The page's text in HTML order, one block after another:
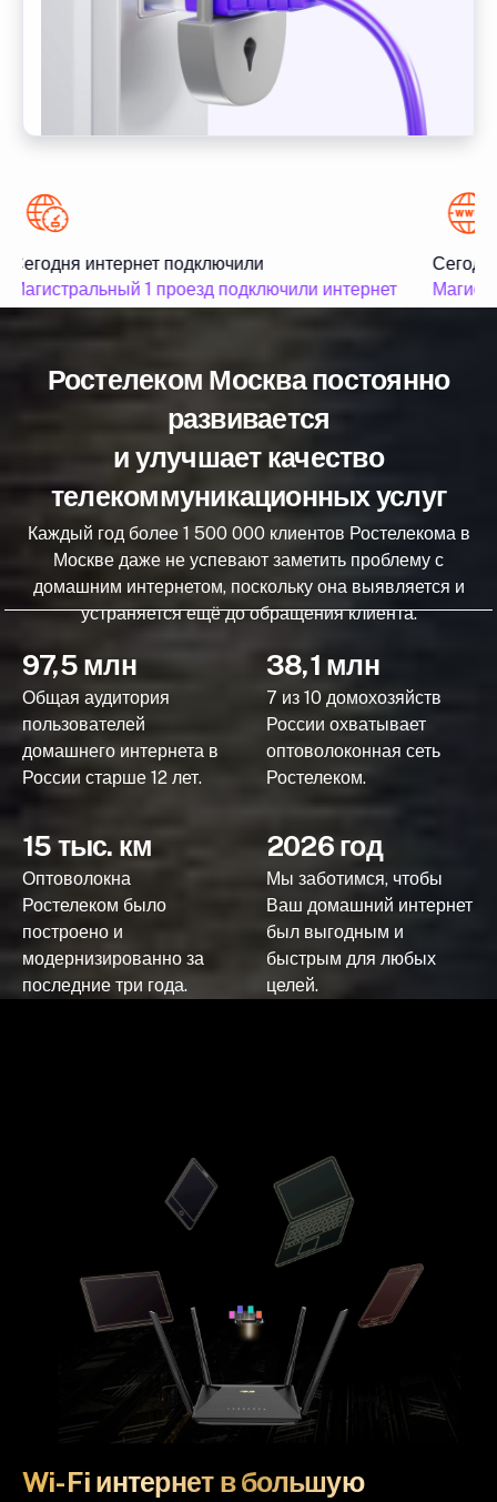
Сегодня интернет подключили
Магистральный 1 проезд подключили интернет
Ростелеком Москва постоянно
развивается
и улучшает качество
телекоммуникационных услуг
Каждый год более 1 500 000 клиентов Ростелекома в
Москве даже не успевают заметить проблему с
домашним интернетом, поскольку она выявляется и
устраняется ещё до обращения клиента.
97,5 млн
Общая аудитория
пользователей
домашнего интернета в
России старше 12 лет.
38,1 млн
7 из 10 домохозяйств
России охватывает
оптоволоконная сеть
Ростелеком.
15 тыс. км
Оптоволокна
Ростелеком было
построено и
модернизированно за
последние три года.
2026 год
Мы заботимся, чтобы
Ваш домашний интернет
был выгодным и
быстрым для любых
целей.
Wi-Fi интернет в большую